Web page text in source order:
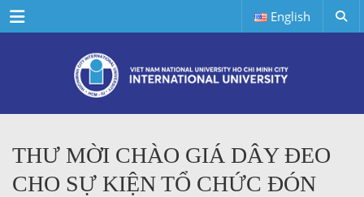
Menu English
THƯ MỜI CHÀO GIÁ DÂY ĐEO
CHO SỰ KIỆN TỔ CHỨC ĐÓN